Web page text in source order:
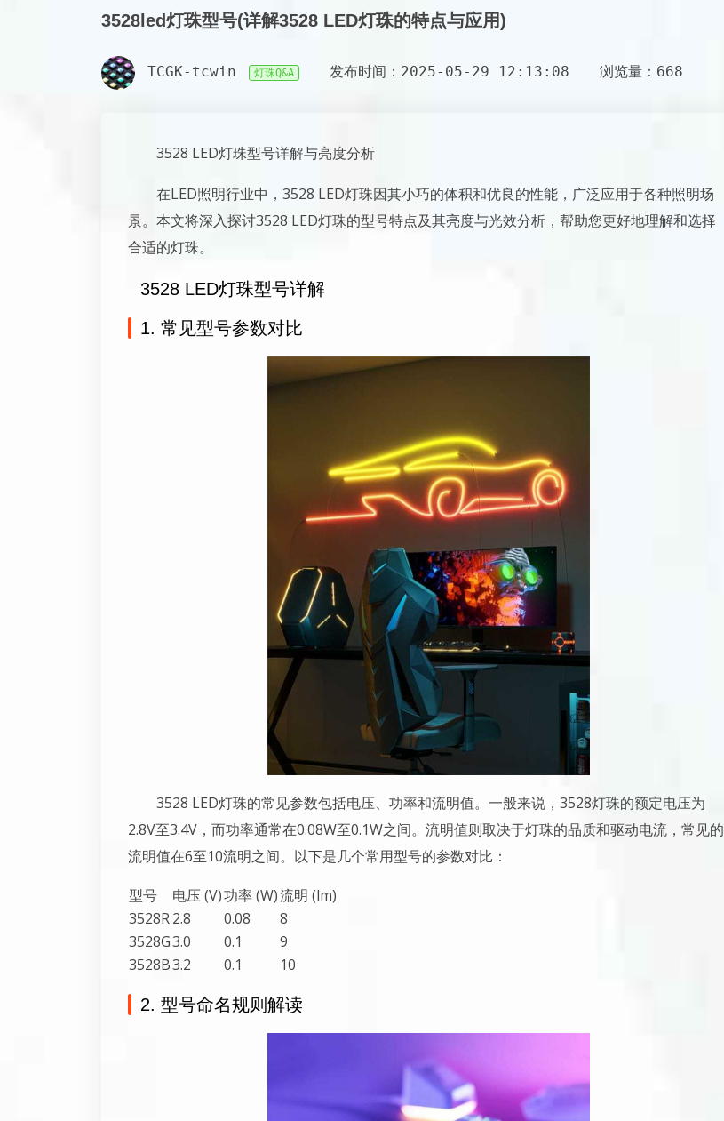
3528led灯珠型号(详解3528 LED灯珠的特点与应用)
TCGK-tcwin 灯珠Q&A 发布时间：2025-05-29 12:13:08 浏览量：668
3528 LED灯珠型号详解与亮度分析
在LED照明行业中，3528 LED灯珠因其小巧的体积和优良的性能，广泛应用于各种照明场
景。本文将深入探讨3528 LED灯珠的型号特点及其亮度与光效分析，帮助您更好地理解和选择
合适的灯珠。
3528 LED灯珠型号详解
1. 常见型号参数对比
3528 LED灯珠的常见参数包括电压、功率和流明值。一般来说，3528灯珠的额定电压为
2.8V至3.4V，而功率通常在0.08W至0.1W之间。流明值则取决于灯珠的品质和驱动电流，常见的
流明值在6至10流明之间。以下是几个常用型号的参数对比：
型号
电压 (V)功率 (W)流明 (lm)
3528R2.8 0.08
8
3528G3.0 0.1
9
3528B3.2 0.1 10
2. 型号命名规则解读